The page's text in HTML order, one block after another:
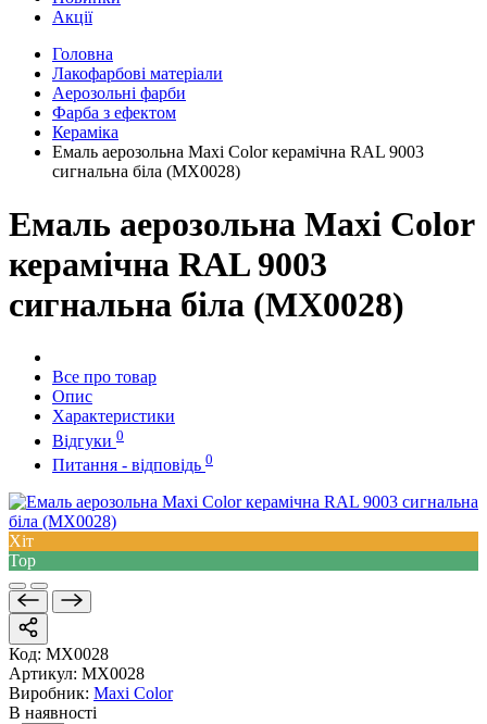
Акції
Головна
Лакофарбові матеріали
Аерозольні фарби
Фарба з ефектом
Кераміка
Емаль аерозольна Maxi Color керамічна RAL 9003
cигнальна біла (MX0028)
Емаль аерозольна Maxi Color
керамічна RAL 9003
cигнальна біла (MX0028)
Все про товар
Опис
Характеристики
Відгуки 0
Питання - відповідь 0
Хіт
Top
Код: MX0028
Артикул: MX0028
Виробник: Maxi Color
В наявності